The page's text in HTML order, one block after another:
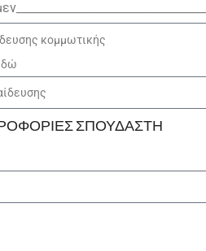
κομμωτικής
ΣΠΟΥΔΑΣΤΗ